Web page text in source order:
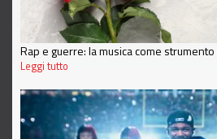
Rap e guerre: la musica come
Leggi tutto